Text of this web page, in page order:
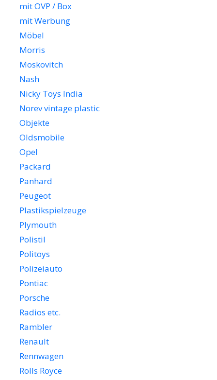
mit OVP / Box
mit Werbung
Möbel
Morris
Moskovitch
Nash
Nicky Toys India
Norev vintage plastic
Objekte
Oldsmobile
Opel
Packard
Panhard
Peugeot
Plastikspielzeuge
Plymouth
Polistil
Politoys
Polizeiauto
Pontiac
Porsche
Radios etc.
Rambler
Renault
Rennwagen
Rolls Royce